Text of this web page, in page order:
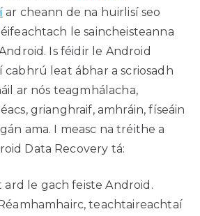
ar cheann de na huirlisí seo
le saincheisteanna
Is féidir le Android
cabhrú leat ábhar a scriosadh
ar nós teagmhálacha,
grianghraif, amhráin, físeáin
ama. I measc na tréithe a
Data Recovery tá:
le gach feiste Android.
teachtaireachtaí